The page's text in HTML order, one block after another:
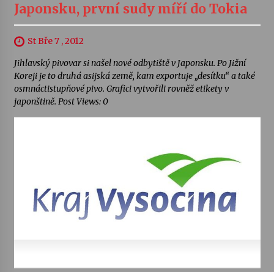
Japonsku, první sudy míří do Tokia
St Bře 7 , 2012
Jihlavský pivovar si našel nové odbytiště v Japonsku. Po Jižní
Koreji je to druhá asijská země, kam exportuje „desítku“ a také
osmnáctistupňové pivo. Grafici vytvořili rovněž etikety v
japonštině. Post Views: 0